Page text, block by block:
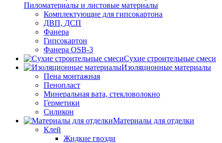
Пиломатериалы и листовые материалы
Комплектующие для гипсокартона
ДВП, ДСП
Фанера
Гипсокартон
Фанера OSB-3
Сухие строительные смеси
Изоляционные материалы
Пена монтажная
Пенопласт
Минеральная вата, стекловолокно
Герметики
Силикон
Материалы для отделки
Клей
Жидкие гвозди